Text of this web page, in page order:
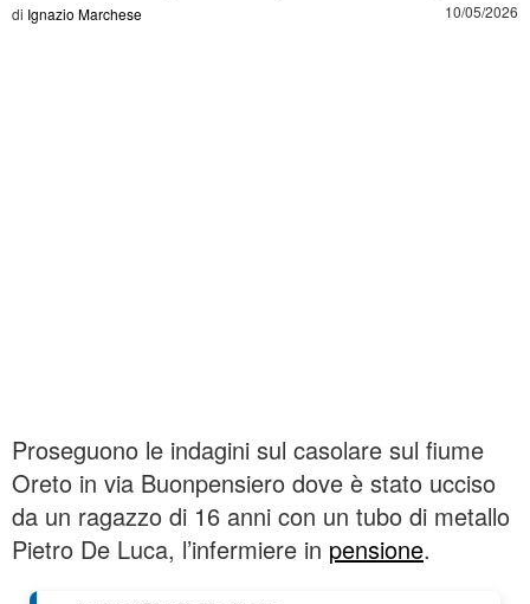
di Ignazio Marchese 10/05/2026
Proseguono le indagini sul casolare sul fiume
Oreto in via Buonpensiero dove è stato ucciso
da un ragazzo di 16 anni con un tubo di metallo
Pietro De Luca, l’infermiere in pensione.